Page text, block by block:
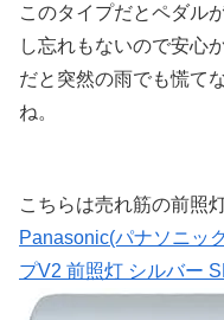
このタイプだとペダル
し忘れもないので安心
だと突然の雨でも慌て
ね。
こちらは売れ筋の前照
Panasonic(パナソニッ
プV2 前照灯 シルバー